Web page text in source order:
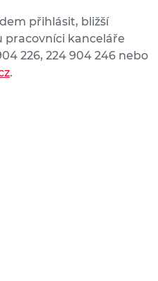
přihlásit, bližší
pracovníci kanceláře
226, 224 904 246 nebo
.